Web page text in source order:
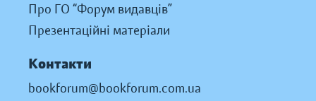
Про ГО “Форум видавців”
Презентаційні матеріали
Контакти
bookforum@bookforum.com.ua